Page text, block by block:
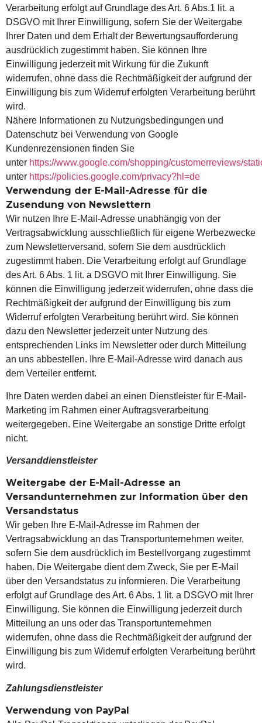
Verarbeitung erfolgt auf Grundlage des Art. 6 Abs.1 lit. a
DSGVO mit Ihrer Einwilligung, sofern Sie der Weitergabe
Ihrer Daten und dem Erhalt der Bewertungsaufforderung
ausdrücklich zugestimmt haben. Sie können Ihre
Einwilligung jederzeit mit Wirkung für die Zukunft
widerrufen, ohne dass die Rechtmäßigkeit der aufgrund der
Einwilligung bis zum Widerruf erfolgten Verarbeitung berührt
wird.
Nähere Informationen zu Nutzungsbedingungen und
Datenschutz bei Verwendung von Google
Kundenrezensionen finden Sie
unter https://www.google.com/shopping/customerreviews/
unter https://policies.google.com/privacy?hl=de
Verwendung der E-Mail-Adresse für die
Zusendung von Newslettern
Wir nutzen Ihre E-Mail-Adresse unabhängig von der
Vertragsabwicklung ausschließlich für eigene Werbezwecke
zum Newsletterversand, sofern Sie dem ausdrücklich
zugestimmt haben. Die Verarbeitung erfolgt auf Grundlage
des Art. 6 Abs. 1 lit. a DSGVO mit Ihrer Einwilligung. Sie
können die Einwilligung jederzeit widerrufen, ohne dass die
Rechtmäßigkeit der aufgrund der Einwilligung bis zum
Widerruf erfolgten Verarbeitung berührt wird. Sie können
dazu den Newsletter jederzeit unter Nutzung des
entsprechenden Links im Newsletter oder durch Mitteilung
an uns abbestellen. Ihre E-Mail-Adresse wird danach aus
dem Verteiler entfernt.
Ihre Daten werden dabei an einen Dienstleister für E-Mail-
Marketing im Rahmen einer Auftragsverarbeitung
weitergegeben. Eine Weitergabe an sonstige Dritte erfolgt
nicht.
Versanddienstleister
Weitergabe der E-Mail-Adresse an
Versandunternehmen zur Information über den
Versandstatus
Wir geben Ihre E-Mail-Adresse im Rahmen der
Vertragsabwicklung an das Transportunternehmen weiter,
sofern Sie dem ausdrücklich im Bestellvorgang zugestimmt
haben. Die Weitergabe dient dem Zweck, Sie per E-Mail
über den Versandstatus zu informieren. Die Verarbeitung
erfolgt auf Grundlage des Art. 6 Abs. 1 lit. a DSGVO mit Ihrer
Einwilligung. Sie können die Einwilligung jederzeit durch
Mitteilung an uns oder das Transportunternehmen
widerrufen, ohne dass die Rechtmäßigkeit der aufgrund der
Einwilligung bis zum Widerruf erfolgten Verarbeitung berührt
wird.
Zahlungsdienstleister
Verwendung von PayPal